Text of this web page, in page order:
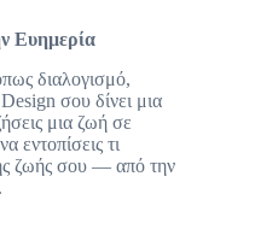
Ευημερία
διαλογισμό,
σου δίνει μια
μια ζωή σε
εντοπίσεις τι
ζωής σου — από την